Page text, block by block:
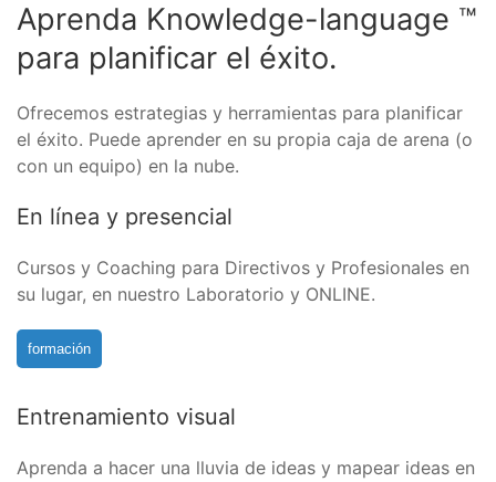
Aprenda Knowledge-language ™
para planificar el éxito.
Ofrecemos estrategias y herramientas para planificar
el éxito. Puede aprender en su propia caja de arena (o
con un equipo) en la nube.
En línea y presencial
Cursos y Coaching para Directivos y Profesionales en
su lugar, en nuestro Laboratorio y ONLINE.
formación
Entrenamiento visual
Aprenda a hacer una lluvia de ideas y mapear ideas en